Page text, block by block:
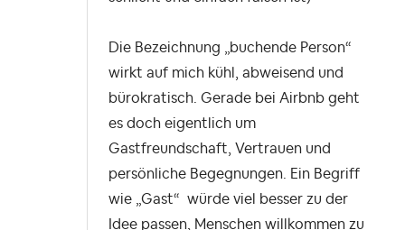
Die Bezeichnung „buchende Person“
wirkt auf mich kühl, abweisend und
bürokratisch. Gerade bei Airbnb geht
es doch eigentlich um
Gastfreundschaft, Vertrauen und
persönliche Begegnungen. Ein Begriff
wie „Gast“ würde viel besser zu der
Idee passen, Menschen willkommen zu